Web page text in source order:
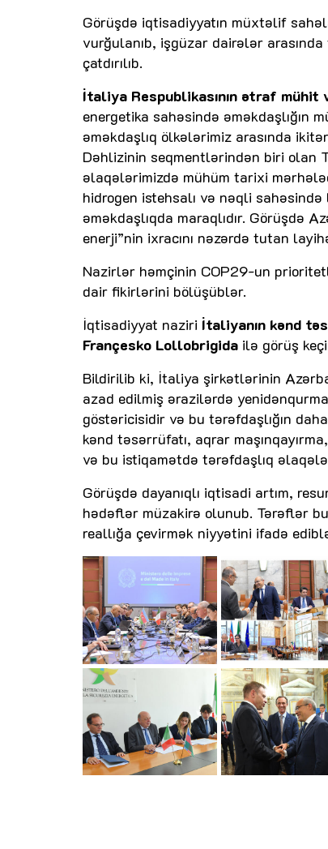
Görüşdə iqtisadiyyatın müxtəlif
vurğulanıb, işgüzar dairələr
çatdırılıb.
İtaliya Respublikasının ətraf
energetika sahəsində əməkdaşlığın
əməkdaşlıq ölkələrimiz arasında
Dəhlizinin seqmentlərindən biri olan
əlaqələrimizdə mühüm tarixi
hidrogen istehsalı və nəqli
əməkdaşlıqda maraqlıdır. Görüşdə
enerji”nin ixracını nəzərdə tutan
Nazirlər həmçinin COP29-un
dair fikirlərini bölüşüblər.
İqtisadiyyat naziri İtaliyanın kənd
Françesko Lollobrigida ilə görüş
Bildirilib ki, İtaliya şirkətlərinin
azad edilmiş ərazilərdə
göstəricisidir və bu tərəfdaşlığın
kənd təsərrüfatı, aqrar
və bu istiqamətdə tərəfdaşlıq
Görüşdə dayanıqlı iqtisadi artım,
hədəflər müzakirə olunub. Tərəflər
reallığa çevirmək niyyətini ifadə